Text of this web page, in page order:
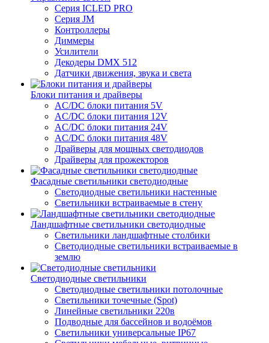
Серия ICLED PRO
Серия JM
Контроллеры
Диммеры
Усилители
Декодеры DMX 512
Датчики движения, звука и света
Блоки питания и драйверы
AC/DC блоки питания 5V
AC/DC блоки питания 12V
AC/DC блоки питания 24V
AC/DC блоки питания 48V
Драйверы для мощных светодиодов
Драйверы для прожекторов
Фасадные светильники светодиодные
Светодиодные светильники настенные
Светильники встраиваемые в стену
Ландшафтные светильники светодиодные
Светильники ландшафтные столбики
Светодиодные светильники встраиваемые в
землю
Светодиодные светильники
Светодиодные светильники потолочные
Светильники точечные (Spot)
Линейные светильники 220в
Подводные для бассейнов и водоёмов
Светильники универсальные IP67